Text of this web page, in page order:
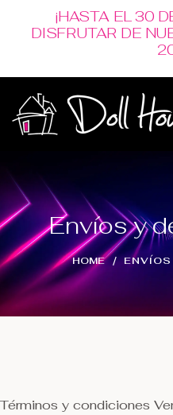
¡HASTA EL 30
DISFRUTAR DE
Envíos y
HOME
Términos y condiciones